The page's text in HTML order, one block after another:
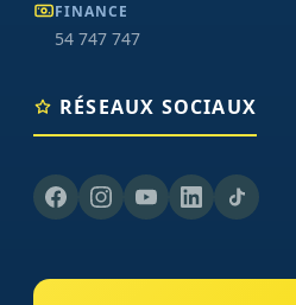
FINANCE
54 747 747
RÉSEAUX SOCIAUX